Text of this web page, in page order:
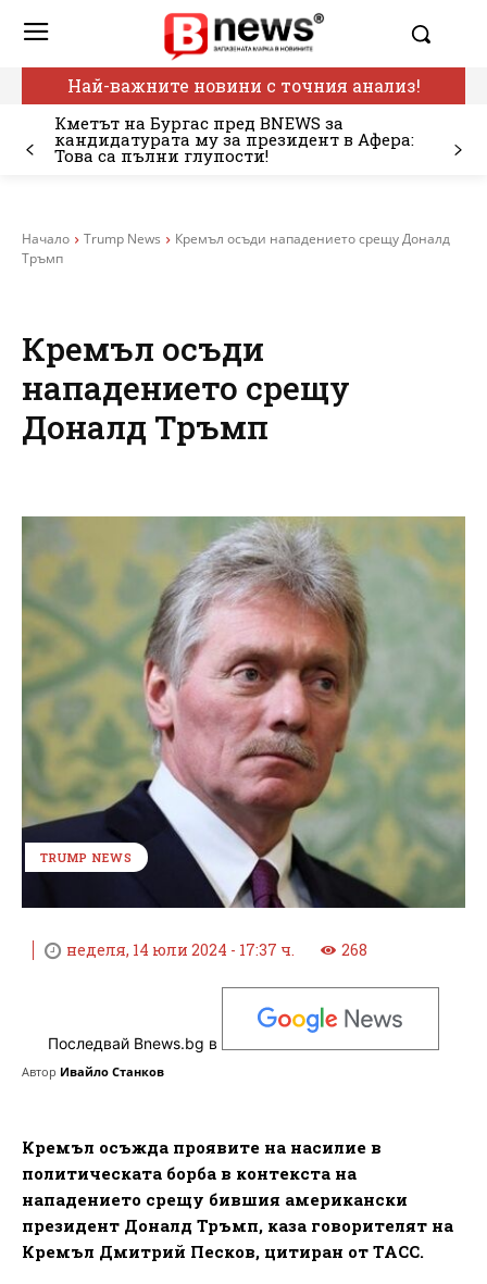
Най-важните новини с точния анализ!
Кметът на Бургас пред BNEWS за
кандидатурата му за президент в Афера:
Това са пълни глупости!
Начало Trump News
Кремъл осъди нападението срещу Доналд
Тръмп
Кремъл осъди
нападението срещу
Доналд Тръмп
TRUMP NEWS
неделя, 14 юли 2024 - 17:37 ч. 268
Последвай Bnews.bg в
Автор Ивайло Станков
Кремъл осъжда проявите на насилие в
политическата борба в контекста на
нападението срещу бившия американски
президент Доналд Тръмп, каза говорителят на
Кремъл Дмитрий Песков, цитиран от ТАСС.